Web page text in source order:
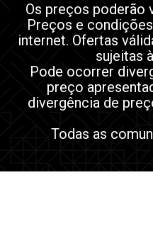
Os preços poderão
Preços e
internet. Ofertas
sujeitas
Pode ocorrer
preço
divergência de
Todas as